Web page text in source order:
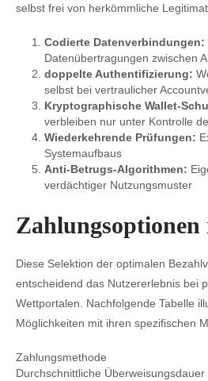
selbst frei von herkömmliche
Codierte Datenverbindungen:
Datenübertragungen zwischen
doppelte Authentifizierung:
selbst bei vertraulicher
Kryptographische Wallet-
verbleiben nur unter Kontrolle
Wiederkehrende Prüfungen:
Systemaufbaus
Anti-Betrugs-Algorithmen:
verdächtiger Nutzungsmuster
Zahlungsoptionen
Diese Selektion der optimalen
entscheidend das Nutzererlebnis bei
Wettportalen. Nachfolgende Tabelle
Möglichkeiten mit ihren spezifischen
Zahlungsmethode
Durchschnittliche Überweisungsdauer